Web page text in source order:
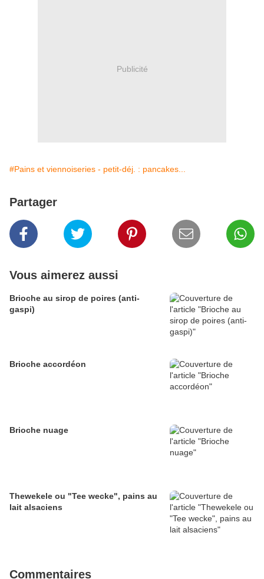
Publicité
#Pains et viennoiseries - petit-déj. : pancakes...
Partager
Vous aimerez aussi
Brioche au sirop de poires (anti-
gaspi)
Brioche accordéon
Brioche nuage
Thewekele ou "Tee wecke", pains au
lait alsaciens
Commentaires